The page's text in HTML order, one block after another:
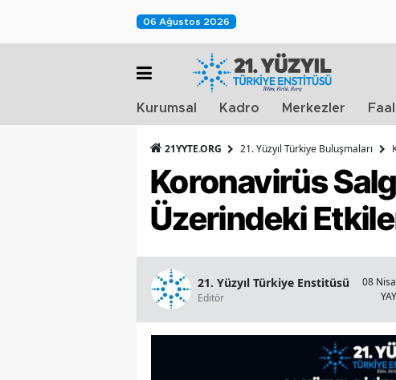
06 Ağustos 2026
Kurumsal Kadro Merkezler
21YYTE.ORG 21. Yüzyıl Türkiye Buluşmaları
Koronavirüs
Üzerindeki
21. Yüzyıl Türkiye Enstitüsü
Editör
08